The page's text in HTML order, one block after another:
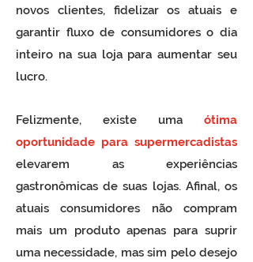
novos clientes, fidelizar os atuais e
garantir fluxo de consumidores o dia
inteiro na sua loja para aumentar seu
lucro.
Felizmente, existe uma ótima
oportunidade para supermercadistas
elevarem as experiências
gastronômicas de suas lojas. Afinal, os
atuais consumidores não compram
mais um produto apenas para suprir
uma necessidade, mas sim pelo desejo